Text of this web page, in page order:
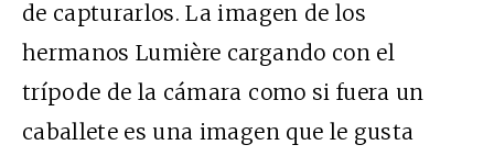
de capturarlos. La imagen de los
hermanos Lumière cargando con el
trípode de la cámara como si fuera un
caballete es una imagen que le gusta